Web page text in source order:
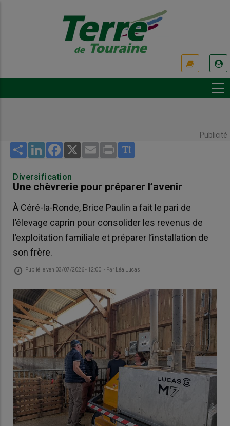
Publicité
Share LinkedInFacebook
X Email Print
Diversification
Une chèvrerie pour préparer l’avenir
À Céré-la-Ronde, Brice Paulin a fait le pari de
l’élevage caprin pour consolider les revenus de
l’exploitation familiale et préparer l’installation de
son frère.
Publié leven 03/07/2026 - 12:00 - Par Léa Lucas